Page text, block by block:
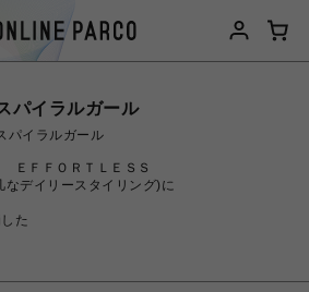
パイラルガール
パイラルガール
ＦＦＯＲＴＬＥＳＳ
デイリースタイリング)に
た